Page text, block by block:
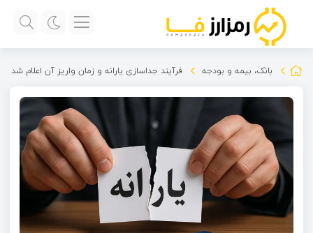
بانک، بیمه و بودجه فرآیند جداسازی یارانه و زمان واریز آن اعلام شد